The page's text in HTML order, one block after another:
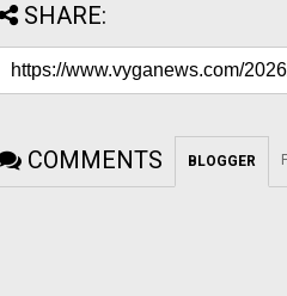
SHARE:
COMMENTS BLOGGER